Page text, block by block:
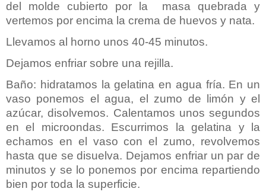
del molde cubierto por la masa quebrada y
vertemos por encima la crema de huevos y nata.
Llevamos al horno unos 40-45 minutos.
Dejamos enfriar sobre una rejilla.
Baño: hidratamos la gelatina en agua fría. En un
vaso ponemos el agua, el zumo de limón y el
azúcar, disolvemos. Calentamos unos segundos
en el microondas. Escurrimos la gelatina y la
echamos en el vaso con el zumo, revolvemos
hasta que se disuelva. Dejamos enfriar un par de
minutos y se lo ponemos por encima repartiendo
bien por toda la superficie.